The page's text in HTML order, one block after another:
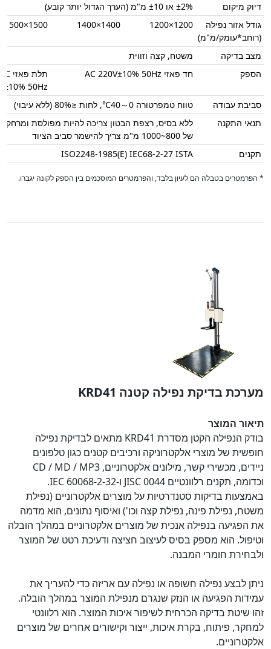
דיוק מיקום
±2% או ±10 מ"מ (הערך הגדול יותר קובע)
גודל אזור נפילה
(רוחב*עומק/מ"מ)
1200×1200
1400×1400
1500×1500
מצב בדיקה
משטח, קצה וזווית
הספק
חד פאזי AC 220V±10% 50Hz
תלת פאזי AC
50Hz
סביבת עבודה
טווח טמפרטורה 0～40℃, לחות ≤80% (ללא עיבוי)
תנאי התקנה
ללא בסיס, רצפת הבטון צריכה להיות מפולסת ומרחק
של 800~1000 מ"מ צריך להישמר סביב הציוד
תקנים
ISO2248-1985(E) IEC68-2-27 ISTA
* הפרמטרים בטבלה הם לעיון בלבד, והפרמטרים המוסכמים בין הספק לקונה יגברו.
מערכת בדיקת נפילה קטנה KRD41
תיאור המוצר
בודק הנפילה הקטן מסדרת KRD41 מתאים לבדיקת נפילה
חופשית של מוצרי אלקטרוניקה ורכיבים קטנים כגון טלפונים
ניידים, מכשירי קשר, מילונים אלקטרוניים, CD / MD / MP3
וכדומה, תקנים רלוונטיים JISC 0044 ו-IEC 60068-2-32.
באמצעות בדיקות סטנדרטיות על מוצרים אלקטרוניים (נפילת
משטח, נפילת פינה, נפילת קצה וכו') ואיסוף נתונים, הוא מדמה
את הפגיעה בנפילה אנכית של מוצרים אלקטרוניים במהלך הובלה
וטיפול. הוא מספק בסיס לעיצוב חציצה ודעיכת רטט של המוצר
ולבחירת חומרי המבנה.
ניתן לבצע נפילה חשופה או נפילה עם אריזה כדי להעריך את
עמידות הפגיעה או הנזק שנגרם מנפילת המוצר במהלך הובלה.
זהו שיטת בדיקה הכרחית לשיפור איכות המוצר. הוא רלוונטי
למחקר, פיתוח, בקרת איכות, ייצור וקישורים אחרים של מוצרים
אלקטרוניים.